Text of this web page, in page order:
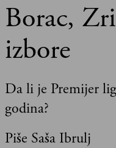
Borac,
izbore
Da li je Premijer
godina?
Piše Saša Ibrulj